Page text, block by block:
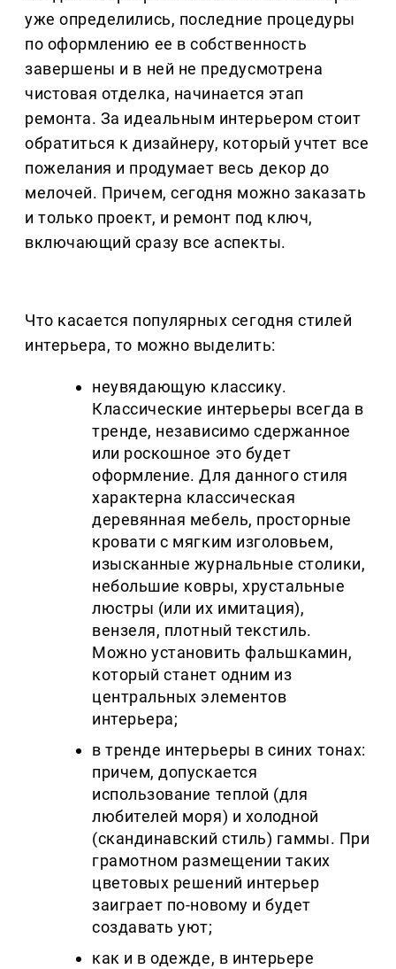
уже определились, последние процедуры
по оформлению ее в собственность
завершены и в ней не предусмотрена
чистовая отделка, начинается этап
ремонта. За идеальным интерьером стоит
обратиться к дизайнеру, который учтет все
пожелания и продумает весь декор до
мелочей. Причем, сегодня можно заказать
и только проект, и ремонт под ключ,
включающий сразу все аспекты.
Что касается популярных сегодня стилей
интерьера, то можно выделить:
неувядающую классику.
Классические интерьеры всегда в
тренде, независимо сдержанное
или роскошное это будет
оформление. Для данного стиля
характерна классическая
деревянная мебель, просторные
кровати с мягким изголовьем,
изысканные журнальные столики,
небольшие ковры, хрустальные
люстры (или их имитация),
вензеля, плотный текстиль.
Можно установить фальшкамин,
который станет одним из
центральных элементов
интерьера;
в тренде интерьеры в синих тонах:
причем, допускается
использование теплой (для
любителей моря) и холодной
(скандинавский стиль) гаммы. При
грамотном размещении таких
цветовых решений интерьер
заиграет по-новому и будет
создавать уют;
как и в одежде, в интерьере